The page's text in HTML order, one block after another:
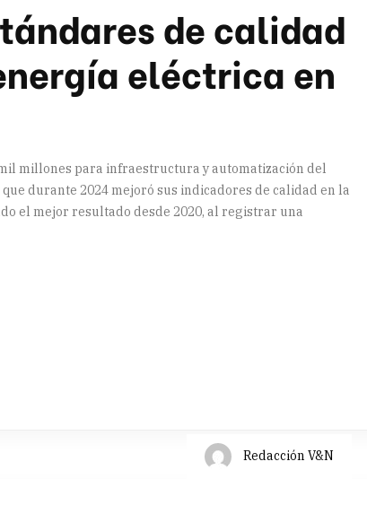
de calidad
eléctrica en
millones para infraestructura y automatización del
durante 2024 mejoró sus indicadores de calidad en la
el mejor resultado desde 2020, al registrar una
Redacción V&N